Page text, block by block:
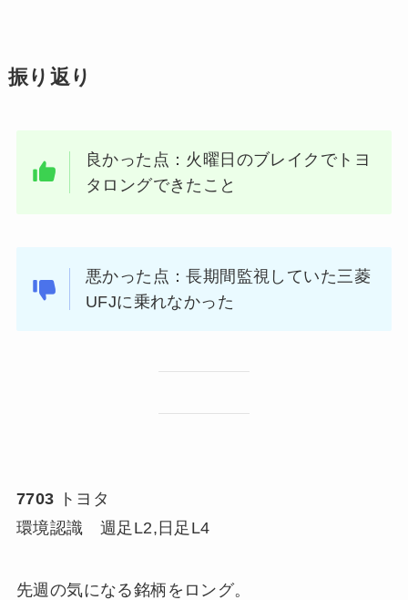
振り返り
良かった点：火曜日のブレイクでトヨ
タロングできたこと
悪かった点：長期間監視していた三菱
UFJに乗れなかった
7703 トヨタ
環境認識 週足L2,日足L4
先週の気になる銘柄をロング。